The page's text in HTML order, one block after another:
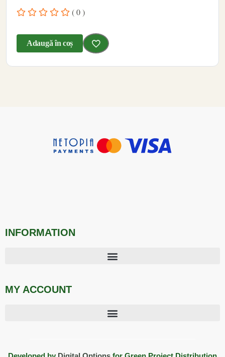
( 0 )
Adaugă în coș
INFORMATION
MY ACCOUNT